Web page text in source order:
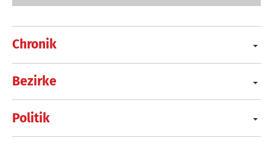
Chronik
Bezirke
Politik